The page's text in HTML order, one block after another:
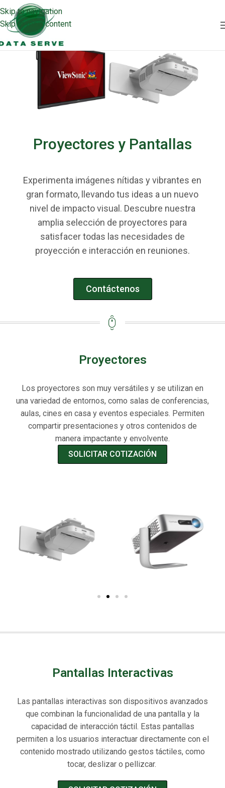
Skip to navigation
Skip to main content
Proyectores y Pantallas
Experimenta imágenes nítidas y vibrantes en
gran formato, llevando tus ideas a un nuevo
nivel de impacto visual. Descubre nuestra
amplia selección de proyectores para
satisfacer todas las necesidades de
proyección e interacción en reuniones.
Contáctenos
Proyectores
Los proyectores son muy versátiles y se utilizan en
una variedad de entornos, como salas de conferencias,
aulas, cines en casa y eventos especiales. Permiten
compartir presentaciones y otros contenidos de
manera impactante y envolvente.
SOLICITAR COTIZACIÓN
Pantallas Interactivas
Las pantallas interactivas son dispositivos avanzados
que combinan la funcionalidad de una pantalla y la
capacidad de interacción táctil. Estas pantallas
permiten a los usuarios interactuar directamente con el
contenido mostrado utilizando gestos táctiles, como
tocar, deslizar o pellizcar.